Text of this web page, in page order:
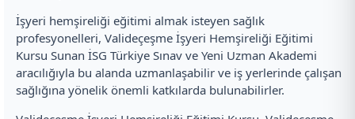
İşyeri hemşireliği eğitimi almak isteyen sağlık
profesyonelleri, Valideçeşme İşyeri Hemşireliği Eğitimi
Kursu Sunan İSG Türkiye Sınav ve Yeni Uzman Akademi
aracılığıyla bu alanda uzmanlaşabilir ve iş yerlerinde çalışan
sağlığına yönelik önemli katkılarda bulunabilirler.